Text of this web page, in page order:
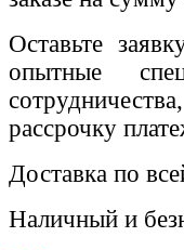
Оставьте
опытные
рассрочку
Доставка по
Наличный и